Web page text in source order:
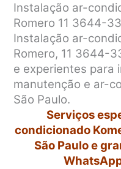
Instalação ar-
Romero 11 3644-
Instalação ar-
Romero, 11 3644-
e experientes para
manutenção e ar-
São Paulo.
Serviços
condicionado
São Paulo e